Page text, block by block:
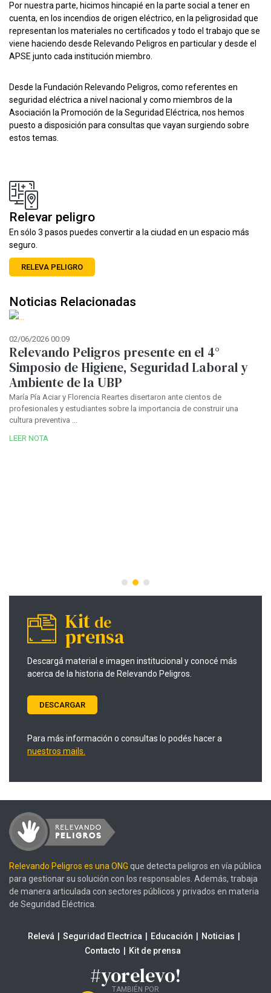
Por nuestra parte, hicimos hincapié en la parte social a tener en
cuenta, en los incendios de origen eléctrico, en la peligrosidad que
representan los materiales no certificados y todo el trabajo que se
viene haciendo desde Relevando Peligros en particular y desde el
APSE junto cada institución miembro.
Desde la Fundación Relevando Peligros, como referentes en
seguridad eléctrica a nivel nacional y como miembros de la
Asociación la Promoción de la Seguridad Eléctrica, nos hemos
puesto a disposición para consultas que vayan surgiendo sobre
estos temas.
Relevar peligro
En sólo 3 pasos puedes convertir a la ciudad en un espacio más
seguro.
RELEVA PELIGRO
Noticias Relacionadas
02/06/2026 00:09
Relevando Peligros presente en el 4°
Simposio de Higiene, Seguridad Laboral y
Ambiente de la UBP
María Pía Aciar y Florencia Reartes disertaron ante cientos de
profesionales y estudiantes sobre la importancia de construir una
cultura preventiva ...
LEER NOTA
Kit de
prensa
Descargá material e imagen institucional y conocé más
acerca de la historia de Relevando Peligros.
DESCARGAR
Para más información o consultas lo podés hacer a
nuestros mails.
Relevando Peligros es una ONG que detecta peligros en vía pública
para gestionar su solución con los responsables. Además, trabaja
de manera articulada con sectores públicos y privados en materia
de Seguridad Eléctrica.
Relevá Seguridad Electrica Educación
Noticias
Contacto
Kit de prensa
#yorelevo!
TAMBIÉN POR